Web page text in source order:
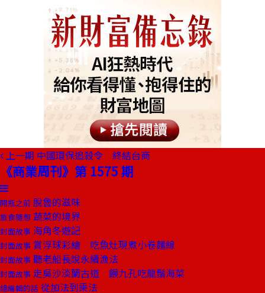
上一期 中國環保追殺令 終結台商
《商業周刊》第 1575 期
開瓶之前 脫魯的滋味
旅食隨想 蔬菜的境界
封面故事 海角冬遊記
封面故事 賞浮球彩繪 吃魚灶現煮小卷麵線
封面故事 聽老船長說永續漁法
封面故事 走吳沙淡蘭古道 餵九孔吃龍鬚海菜
總編輯的話 從加法到乘法